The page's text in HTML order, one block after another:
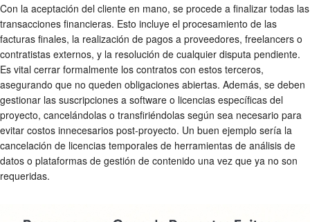
Con la aceptación del cliente en mano, se procede a finalizar todas las
transacciones financieras. Esto incluye el procesamiento de las
facturas finales, la realización de pagos a proveedores, freelancers o
contratistas externos, y la resolución de cualquier disputa pendiente.
Es vital cerrar formalmente los contratos con estos terceros,
asegurando que no queden obligaciones abiertas. Además, se deben
gestionar las suscripciones a software o licencias específicas del
proyecto, cancelándolas o transfiriéndolas según sea necesario para
evitar costos innecesarios post-proyecto. Un buen ejemplo sería la
cancelación de licencias temporales de herramientas de análisis de
datos o plataformas de gestión de contenido una vez que ya no son
requeridas.